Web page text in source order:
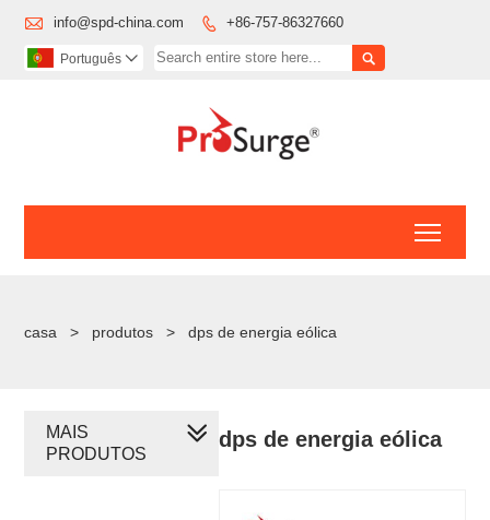
 info@spd-china.com  +86-757-86327660

Português 
casa > produtos > dps de energia eólica
dps de energia eólica
MAIS
PRODUTOS